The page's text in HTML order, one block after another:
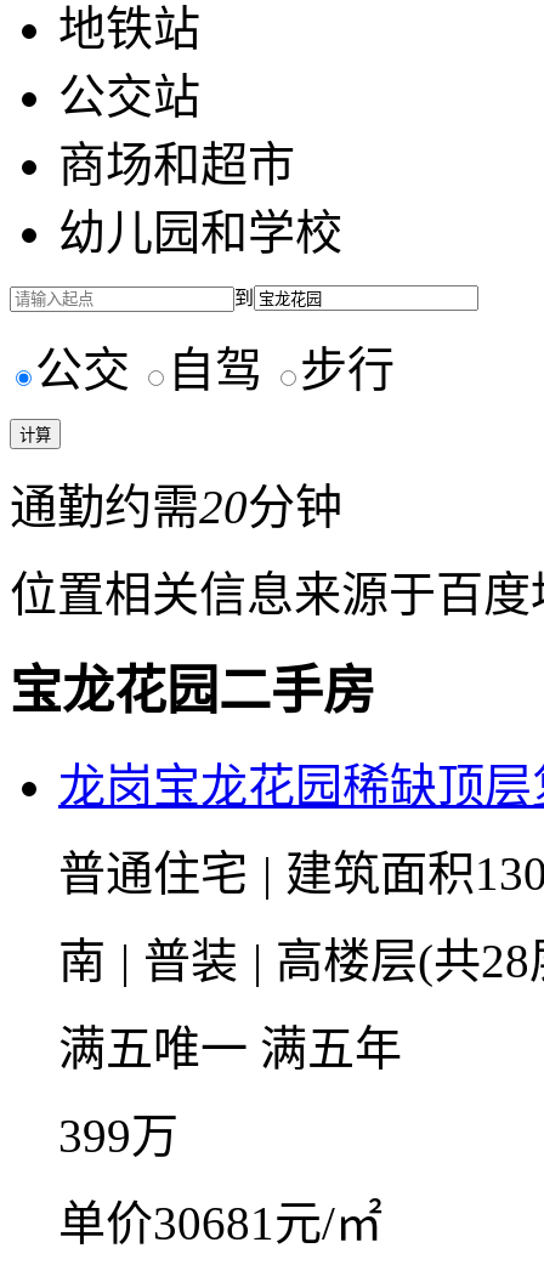
地铁站
公交站
商场和超市
幼儿园和学校
到
公交 自驾 步行
通勤约需20分钟
位置相关信息来源于百
宝龙花园二手房
龙岗宝龙花园稀缺顶
普通住宅 | 建筑面积
南 | 普装 | 高楼层(共
满五唯一 满五年
399万
单价30681元/㎡